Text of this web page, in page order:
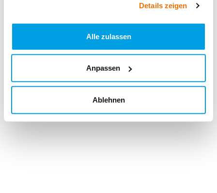
Details zeigen
Alle zulassen
Anpassen
Ablehnen